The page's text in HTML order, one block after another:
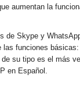
aumentan la
de Skype y
funciones básicas:
su tipo es el más
en Español.